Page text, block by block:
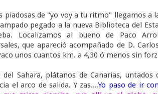
piadosas de "yo voy a tu ritmo" llegamos a
pegado a la nueva Biblioteca del
Localizamos al bueno de Paco
que apareció acompañado de D.
unos cuantos km. a 4,30 ó menos sin
Sahara, plátanos de Canarias, untados
el arco de salida. Y zas....Yo paso de ir